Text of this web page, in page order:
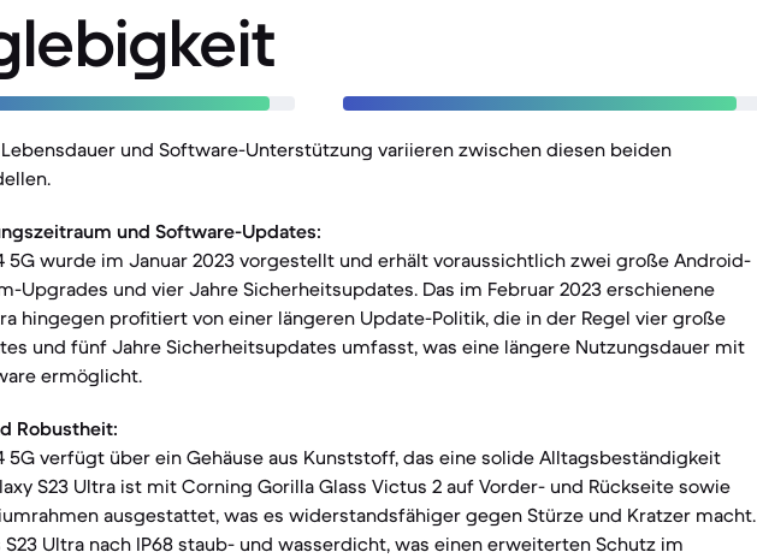
und Software-Unterstützung variieren zwischen diesen beiden
und Software-Updates:
5G wurde im Januar 2023 vorgestellt und erhält voraussichtlich zwei große Android-
Upgrades und vier Jahre Sicherheitsupdates. Das im Februar 2023 erschienene
hingegen profitiert von einer längeren Update-Politik, die in der Regel vier große
und fünf Jahre Sicherheitsupdates umfasst, was eine längere Nutzungsdauer mit
ermöglicht.
Robustheit:
5G verfügt über ein Gehäuse aus Kunststoff, das eine solide Alltagsbeständigkeit
S23 Ultra ist mit Corning Gorilla Glass Victus 2 auf Vorder- und Rückseite sowie
ausgestattet, was es widerstandsfähiger gegen Stürze und Kratzer macht.
Ultra nach IP68 staub- und wasserdicht, was einen erweiterten Schutz im